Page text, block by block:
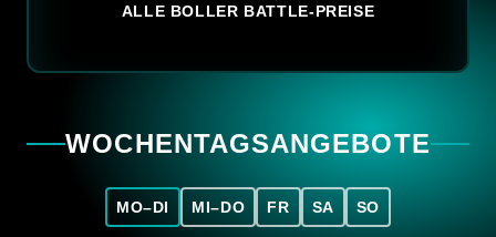
ALLE BOLLER BATTLE-PREISE
WOCHENTAGSANGEBOTE
MO–DI MI–DO FR SA SO